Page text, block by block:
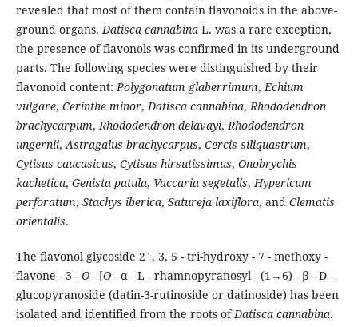
revealed that most of them contain flavonoids in the above-
ground organs.Datisca cannabinaL. was a rare exception,
the presence of flavonols was confirmed in its underground
parts. The following species were distinguished by their
flavonoid content:Polygonatum glaberrimum,Echium
vulgare, Cerinthe minor,Datisca cannabina,Rhododendron
brachycarpum,Rhododendron delavayi,Rhododendron
ungernii,Astragalus brachycarpus, Cercis siliquastrum,
Cytisus caucasicus, Cytisus hirsutissimus, Onobrychis
kachetica, Genista patula, Vaccaria segetalis,Hypericum
perforatum, Stachys iberica, Satureja laxiflora, and Clematis
orientalis.
The flavonol glycoside 2´, 3, 5 - tri-hydroxy - 7 - methoxy -
flavone - 3 - O- [O- α - L - rhamnopyranosyl - (1→6) - β - D -
glucopyranoside (datin-3-rutinoside or datinoside) has been
isolated and identified from the roots ofDatisca cannabina.